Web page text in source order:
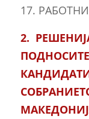
17.
2.